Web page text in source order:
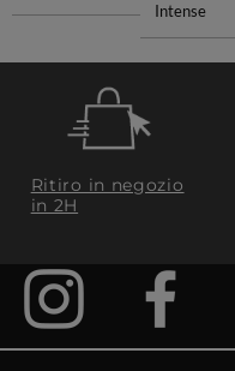
Intense
Ritiro in negozio
in 2H